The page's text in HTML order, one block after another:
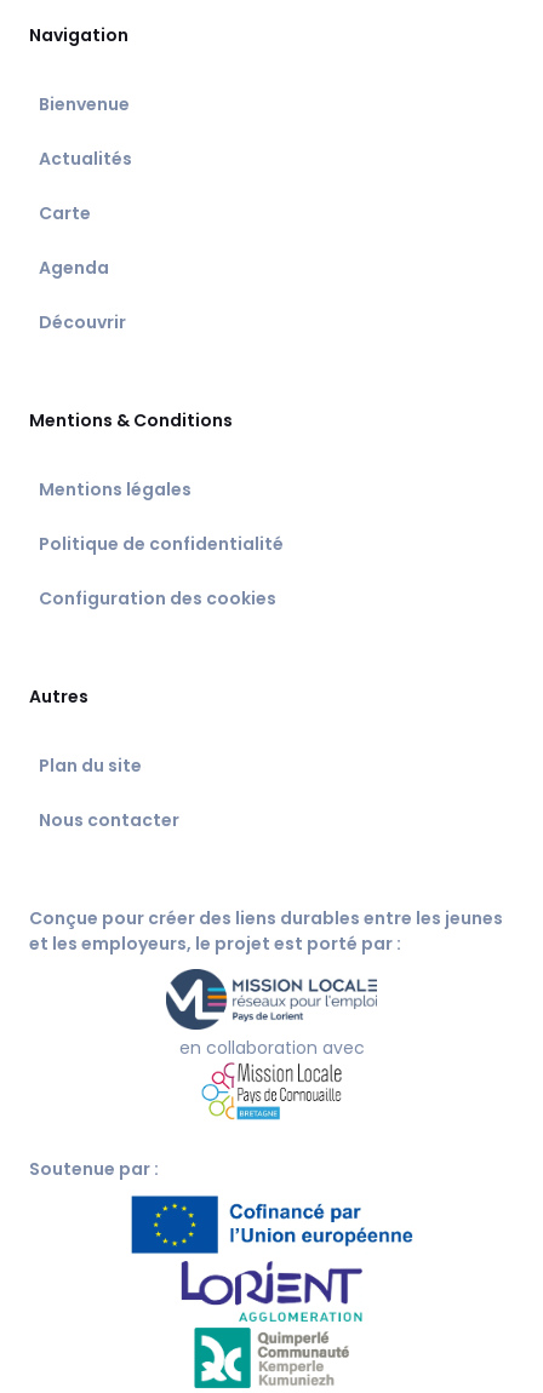
Navigation
Bienvenue
Actualités
Carte
Agenda
Découvrir
Mentions & Conditions
Mentions légales
Politique de confidentialité
Configuration des cookies
Autres
Plan du site
Nous contacter
Conçue pour créer des liens durables entre les jeunes
et les employeurs, le projet est porté par :
en collaboration avec
Soutenue par :